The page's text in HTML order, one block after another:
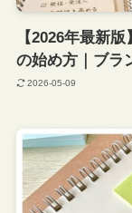
【2026年最新
の始め方｜ブラ
2026-05-09